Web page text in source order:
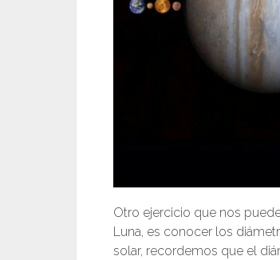
Otro ejercicio que nos
Luna, es conocer los
solar, recordemos que el